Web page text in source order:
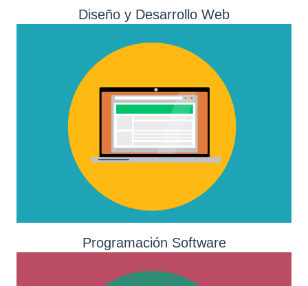
Diseño y Desarrollo Web
Programación Software